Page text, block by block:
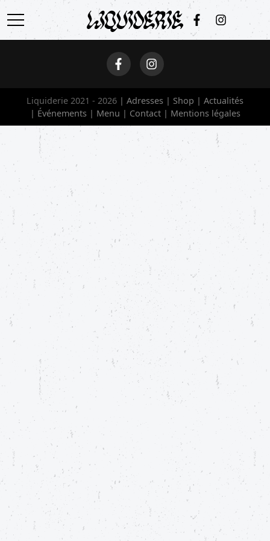
SHOP
ACTUALITÉS
ÉVÉNEMENTS
MENU
CONTACT
Liquiderie 2021 - 2026 Adresses Shop
Actualités
Événements
Menu Contact Mentions légales